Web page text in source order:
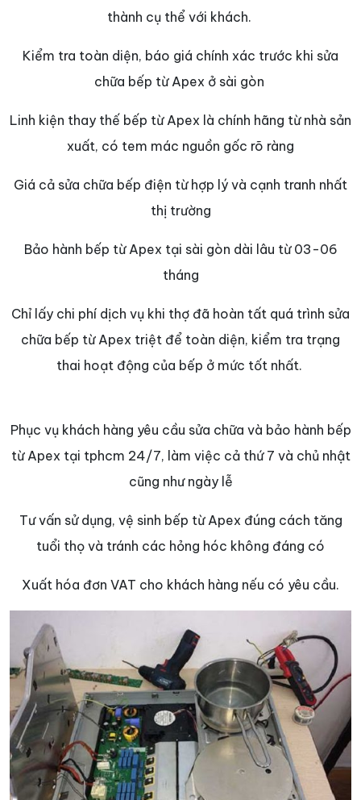
thành cụ thể với khách.
Kiểm tra toàn diện, báo giá chính xác trước khi sửa
chữa bếp từ Apex ở sài gòn
Linh kiện thay thế bếp từ Apex là chính hãng từ nhà sản
xuất, có tem mác nguồn gốc rõ ràng
Giá cả sửa chữa bếp điện từ hợp lý và cạnh tranh nhất
thị trường
Bảo hành bếp từ Apex tại sài gòn dài lâu từ 03-06
tháng
Chỉ lấy chi phí dịch vụ khi thợ đã hoàn tất quá trình sửa
chữa bếp từ Apex triệt để toàn diện, kiểm tra trạng
thai hoạt động của bếp ở mức tốt nhất.
Phục vụ khách hàng yêu cầu sửa chữa và bảo hành bếp
từ Apex tại tphcm 24/7, làm việc cả thứ 7 và chủ nhật
cũng như ngày lễ
Tư vấn sử dụng, vệ sinh bếp từ Apex đúng cách tăng
tuổi thọ và tránh các hỏng hóc không đáng có
Xuất hóa đơn VAT cho khách hàng nếu có yêu cầu.